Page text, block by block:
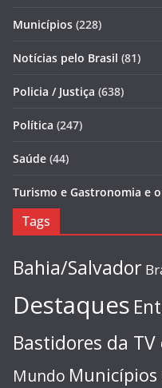
Municípios (228)
Notícias pelo Brasil (81)
Policia / Justiça (638)
Política (247)
Saúde (44)
Turismo e Gastronomia e
Tags
Bahia/Salvador
Destaques
Bastidores da TV
Mundo Municípios